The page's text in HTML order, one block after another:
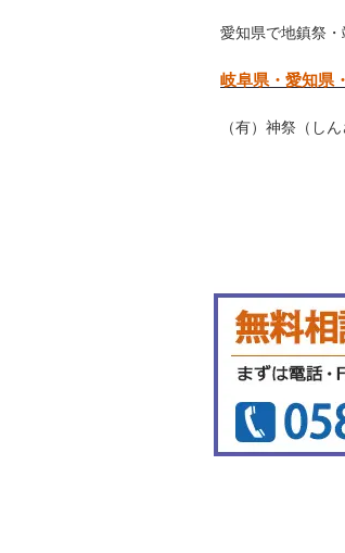
愛知県で地鎮祭
岐阜県・愛知県
（有）神祭（し